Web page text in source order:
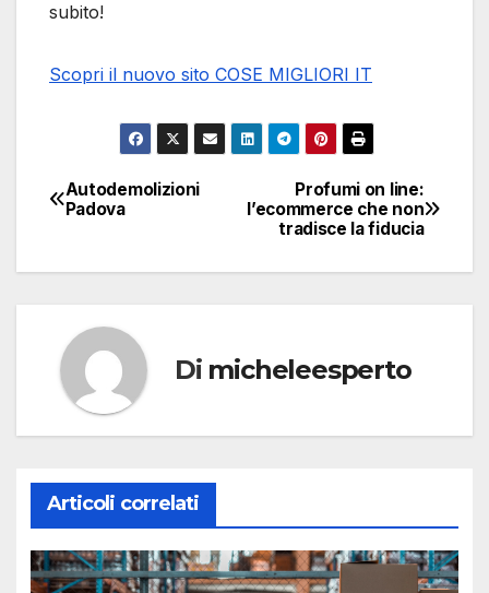
subito!
Scopri il nuovo sito COSE MIGLIORI IT
Navigazione
Profumi on line:
l’ecommerce che non
tradisce la fiducia
Autodemolizioni
Padova
Di micheleesperto
Articoli correlati